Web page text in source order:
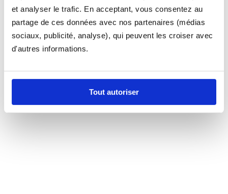
et analyser le trafic. En acceptant, vous consentez au
partage de ces données avec nos partenaires (médias
sociaux, publicité, analyse), qui peuvent les croiser avec
d'autres informations.
Tout autoriser